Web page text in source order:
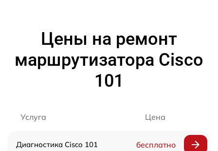
Цены на ремонт
маршрутизатора Cisco
101
Услуга Цена
Диагностика Cisco 101 бесплатно